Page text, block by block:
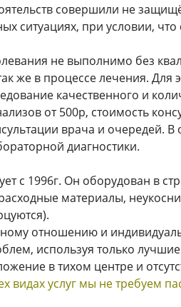
совершили не
ситуациях, при условии,
не выполнимо без
так же в процессе лечения.
качественного и
от 500р, стоимость
врача и очередей. В
диагностики.
с 1996г. Он оборудован в
материалы,
отношению и
используя только
в тихом центре и
видах услуг мы не требуем